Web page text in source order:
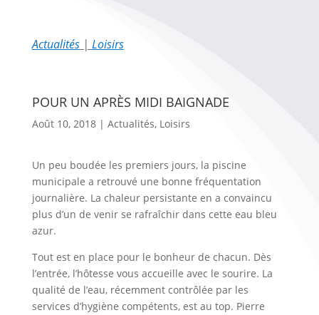
Actualités| Loisirs
POUR UN APRÈS MIDI BAIGNADE
Août 10, 2018| Actualités, Loisirs
Un peu boudée les premiers jours, la piscine
municipale a retrouvé une bonne fréquentation
journalière. La chaleur persistante en a convaincu
plus d’un de venir se rafraîchir dans cette eau bleu
azur.
Tout est en place pour le bonheur de chacun. Dès
l’entrée, l’hôtesse vous accueille avec le sourire. La
qualité de l’eau, récemment contrôlée par les
services d’hygiène compétents, est au top. Pierre